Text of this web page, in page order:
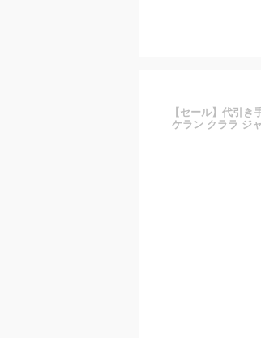
【セール】代引
ケラン クララ ジ